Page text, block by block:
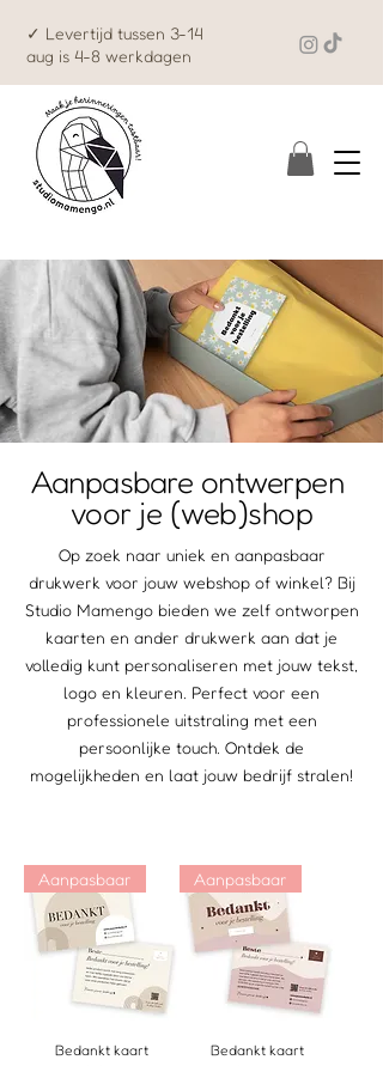
✓ Levertijd tussen 3-14
aug is 4-8 werkdagen
Aanpasbare ontwerpen
voor je (web)shop
Op zoek naar uniek en aanpasbaar
drukwerk voor jouw webshop of winkel? Bij
Studio Mamengo bieden we zelf ontworpen
kaarten en ander drukwerk aan dat je
volledig kunt personaliseren met jouw tekst,
logo en kleuren. Perfect voor een
professionele uitstraling met een
persoonlijke touch. Ontdek de
mogelijkheden en laat jouw bedrijf stralen!
Aanpasbaar
Bedankt kaart
Aanpasbaar
Bedankt kaart